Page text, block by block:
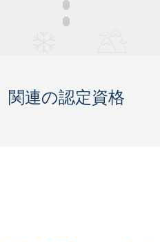
関連の認定資格